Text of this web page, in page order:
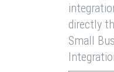
directly
Small